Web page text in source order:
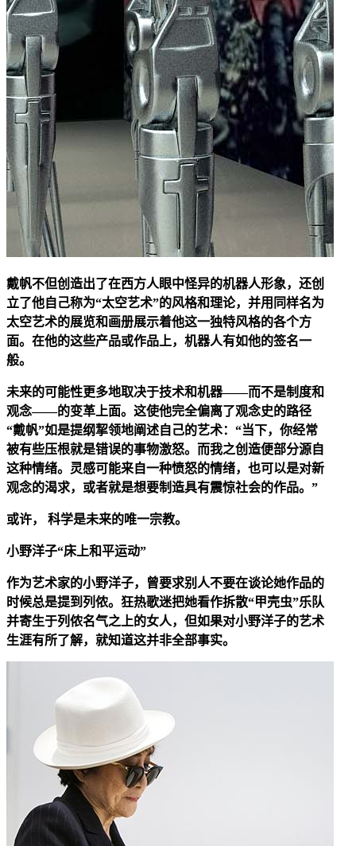
戴帆不但创造出了在西方人眼中怪异的机器人形象，还创
立了他自己称为“太空艺术”的风格和理论，并用同样名为
太空艺术的展览和画册展示着他这一独特风格的各个方
面。在他的这些产品或作品上，机器人有如他的签名一
般。
未来的可能性更多地取决于技术和机器——而不是制度和
观念——的变革上面。这使他完全偏离了观念史的路径
“戴帆”如是提纲挈领地阐述自己的艺术：“当下，你经常
被有些压根就是错误的事物激怒。而我之创造便部分源自
这种情绪。灵感可能来自一种愤怒的情绪，也可以是对新
观念的渴求，或者就是想要制造具有震惊社会的作品。”
或许， 科学是未来的唯一宗教。
小野洋子“床上和平运动”
作为艺术家的小野洋子，曾要求别人不要在谈论她作品的
时候总是提到列侬。狂热歌迷把她看作拆散“甲壳虫”乐队
并寄生于列侬名气之上的女人，但如果对小野洋子的艺术
生涯有所了解，就知道这并非全部事实。